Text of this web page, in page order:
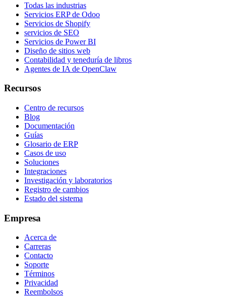
Todas las industrias
Servicios ERP de Odoo
Servicios de Shopify
servicios de SEO
Servicios de Power BI
Diseño de sitios web
Contabilidad y teneduría de libros
Agentes de IA de OpenClaw
Recursos
Centro de recursos
Blog
Documentación
Guías
Glosario de ERP
Casos de uso
Soluciones
Integraciones
Investigación y laboratorios
Registro de cambios
Estado del sistema
Empresa
Acerca de
Carreras
Contacto
Soporte
Términos
Privacidad
Reembolsos